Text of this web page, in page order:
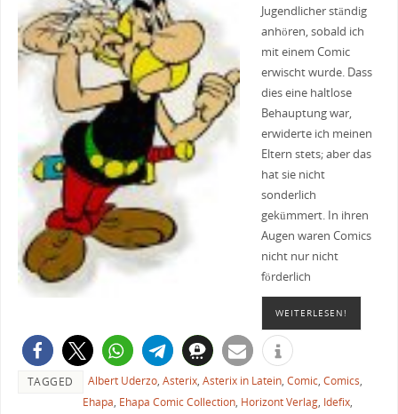
Jugendlicher ständig
anhören, sobald ich
mit einem Comic
erwischt wurde. Dass
dies eine haltlose
Behauptung war,
erwiderte ich meinen
Eltern stets; aber das
hat sie nicht
sonderlich
gekümmert. In ihren
Augen waren Comics
nicht nur nicht
förderlich
WEITERLESEN!
TAGGED Albert Uderzo, Asterix, Asterix in Latein, Comic, Comics,
Ehapa, Ehapa Comic Collection, Horizont Verlag, Idefix,